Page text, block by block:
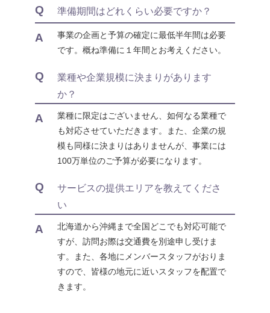
Q 準備期間はどれくらい必要ですか？
A
事業の企画と予算の確定に最低半年間は必要
です。概ね準備に１年間とお考えください。
Q
業種や企業規模に決まりがあります
か？
A
業種に限定はございません、如何なる業種で
も対応させていただきます。また、企業の規
模も同様に決まりはありませんが、事業には
100万単位のご予算が必要になります。
Q
サービスの提供エリアを教えてくださ
い
A
北海道から沖縄まで全国どこでも対応可能で
すが、訪問お際は交通費を別途申し受けま
す。また、各地にメンバースタッフがおりま
すので、皆様の地元に近いスタッフを配置で
きます。